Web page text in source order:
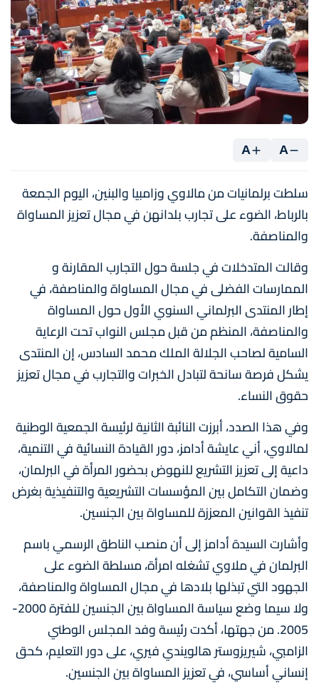
A
A
سلطت برلمانيات من مالاوي وزامبيا والبنين، اليوم الجمعة
بالرباط، الضوء على تجارب بلدانهن في مجال تعزيز المساواة
والمناصفة.
وقالت المتدخلات في جلسة حول التجارب المقارنة و
الممارسات الفضلى في مجال المساواة والمناصفة، في
إطار المنتدى البرلماني السنوي الأول حول المساواة
والمناصفة، المنظم من قبل مجلس النواب تحت الرعاية
السامية لصاحب الجلالة الملك محمد السادس، إن المنتدى
يشكل فرصة سانحة لتبادل الخبرات والتجارب في مجال تعزيز
حقوق النساء.
وفي هذا الصدد، أبرزت النائبة الثانية لرئيسة الجمعية الوطنية
لمالاوي، أني عايشة أدامز، دور القيادة النسائية في التنمية،
داعية إلى تعزيز التشريع للنهوض بحضور المرأة في البرلمان،
وضمان التكامل بين المؤسسات التشريعية والتنفيذية بغرض
تنفيذ القوانين المعززة للمساواة بين الجنسين.
وأشارت السيدة أدامز إلى أن منصب الناطق الرسمي باسم
البرلمان في ملاوي تشغله امرأة، مسلطة الضوء على
الجهود التي تبذلها بلادها في مجال المساواة والمناصفة،
ولا سيما وضع سياسة المساواة بين الجنسين للفترة 2000-
2005. من جهتها، أكدت رئيسة وفد المجلس الوطني
الزامبي، شيريزوستر هالويندي فيري، على دور التعليم، كحق
إنساني أساسي، في تعزيز المساواة بين الجنسين.